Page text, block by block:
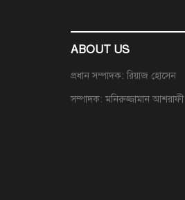
ABOUT US
প্রধান সম্পাদক: রিয়াজ হোসেন
সম্পাদক: মনিরুজ্জামান আশরাফী